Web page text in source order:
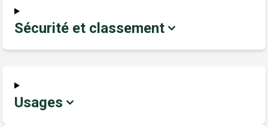
Sécurité et classement
Usages